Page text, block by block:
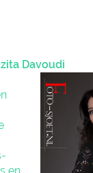
Davoudi